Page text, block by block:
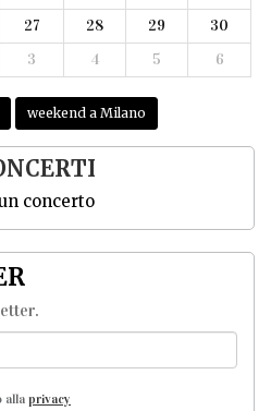
27 28 29
30
3 4 5 6
weekend a Milano
concerto
.
alla privacy